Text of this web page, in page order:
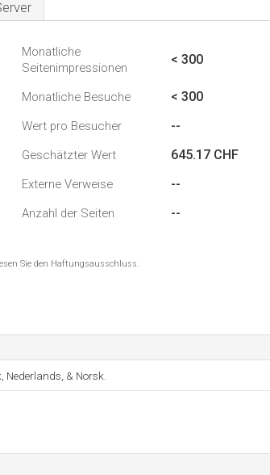
Monatliche
Seitenimpressionen
< 300
Monatliche Besuche < 300
Wert pro Besucher --
Geschätzter Wert 645.17 CHF
Externe Verweise --
Anzahl der Seiten --
Sie den Haftungsausschluss.
Nederlands, & Norsk.